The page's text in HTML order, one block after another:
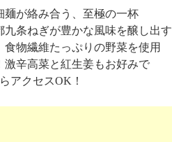
麺が絡み合う、至極の一杯
九条ねぎが豊かな風味を醸し出す
食物繊維たっぷりの野菜を使用
激辛高菜と紅生姜もお好みで
アクセスOK！